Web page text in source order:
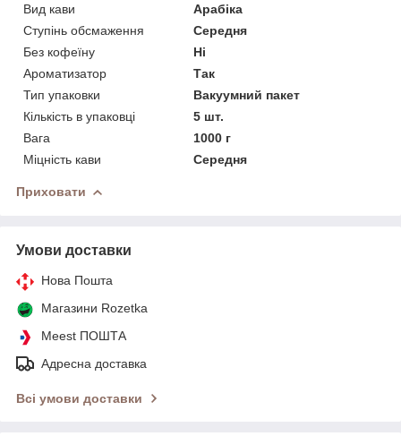
Вид кави
Арабіка
Ступінь обсмаження
Середня
Без кофеїну
Ні
Ароматизатор
Так
Тип упаковки
Вакуумний пакет
Кількість в упаковці
5 шт.
Вага
1000 г
Міцність кави
Середня
Приховати
Умови доставки
Нова Пошта
Магазини Rozetka
Meest ПОШТА
Адресна доставка
Всі умови доставки